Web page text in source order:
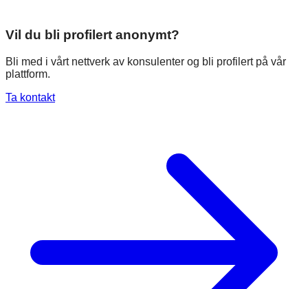
Vil du bli profilert anonymt?
Bli med i vårt nettverk av konsulenter og bli profilert på vår
plattform.
Ta kontakt